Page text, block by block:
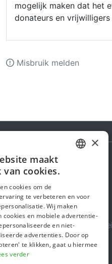
mogelijk maken dat het
donateurs en
Misbruik melden
Steunactie
Over ons
In de media
Veiligheid &
Algemene voorwaarden
Privacybeleid
ENGLISH
×
maakt
van cookies.
cookies om de
te verbeteren en voor
Wij maken
cookies en mobiele advertentie-
en niet-
advertenties. Door op
te klikken, gaat u hiermee
verder